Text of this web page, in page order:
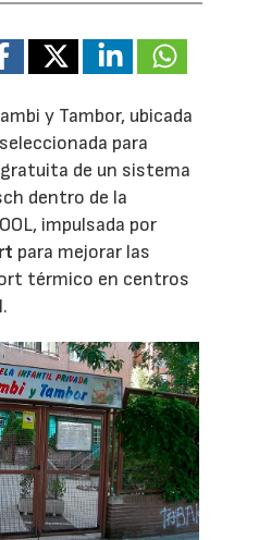
y Tambor, ubicada
para
de un sistema
dentro de la
impulsada por
para mejorar las
térmico en centros